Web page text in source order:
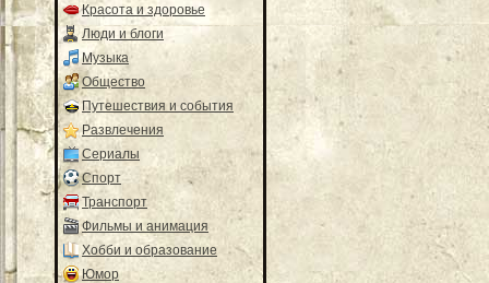
Красота и здоровье
Люди и блоги
Музыка
Общество
Путешествия и события
Развлечения
Сериалы
Спорт
Транспорт
Фильмы и анимация
Хобби и образование
Юмор